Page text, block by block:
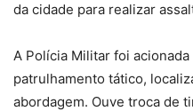
da cidade para realizar
A Polícia Militar foi
patrulhamento tático,
abordagem. Ouve troca de